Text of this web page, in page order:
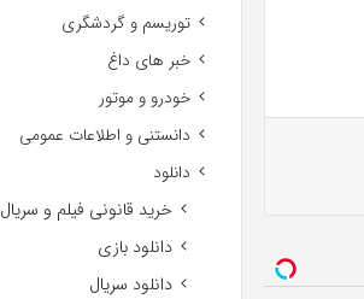
توریسم و گردشگری
خبر های داغ
خودرو و موتور
دانستنی و اطلاعات عمومی
دانلود
خرید قانونی فیلم و سریال
دانلود بازی
دانلود سریال